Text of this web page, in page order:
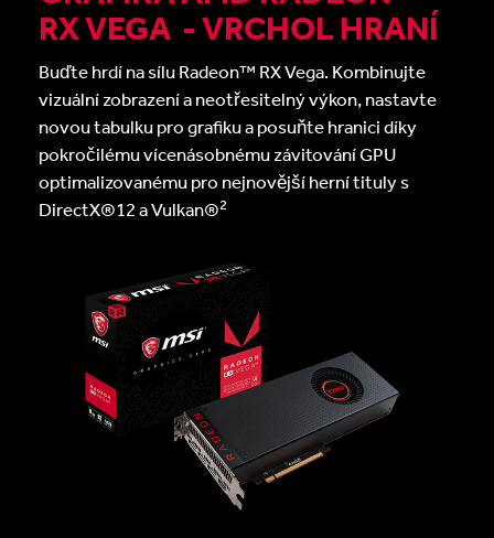
RX VEGA - VRCHOL HRANÍ
Buďte hrdí na sílu Radeon™ RX Vega. Kombinujte
vizuální zobrazení a neotřesitelný výkon, nastavte
novou tabulku pro grafiku a posuňte hranici díky
pokročilému vícenásobnému závitování GPU
optimalizovanému pro nejnovější herní tituly s
DirectX®12 a Vulkan®2